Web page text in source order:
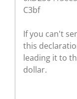
C3bf
If you can't
this
leading it to
dollar.